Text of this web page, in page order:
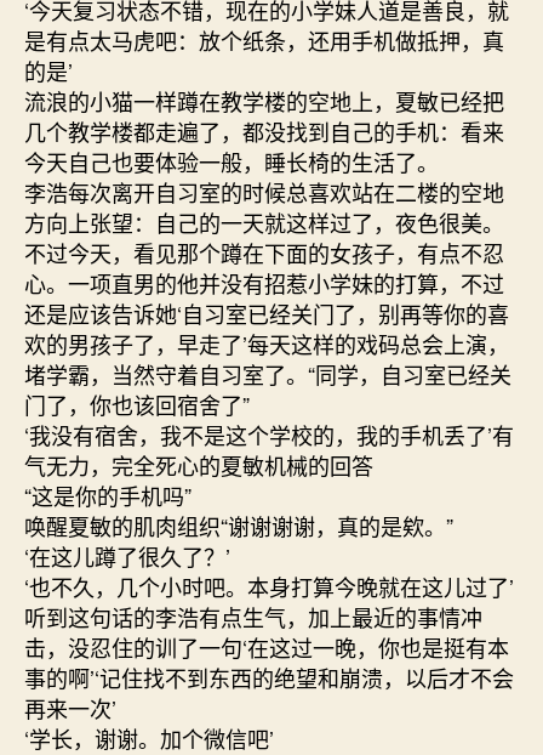
‘今天复习状态不错，现在的小学妹人道是善良，就
是有点太马虎吧：放个纸条，还用手机做抵押，真
的是’
流浪的小猫一样蹲在教学楼的空地上，夏敏已经把
几个教学楼都走遍了，都没找到自己的手机：看来
今天自己也要体验一般，睡长椅的生活了。
李浩每次离开自习室的时候总喜欢站在二楼的空地
方向上张望：自己的一天就这样过了，夜色很美。
不过今天，看见那个蹲在下面的女孩子，有点不忍
心。一项直男的他并没有招惹小学妹的打算，不过
还是应该告诉她‘自习室已经关门了，别再等你的喜
欢的男孩子了，早走了’每天这样的戏码总会上演，
堵学霸，当然守着自习室了。“同学，自习室已经关
门了，你也该回宿舍了”
‘我没有宿舍，我不是这个学校的，我的手机丢了’有
气无力，完全死心的夏敏机械的回答
“这是你的手机吗”
唤醒夏敏的肌肉组织“谢谢谢谢，真的是欸。”
‘在这儿蹲了很久了？’
‘也不久，几个小时吧。本身打算今晚就在这儿过了’
听到这句话的李浩有点生气，加上最近的事情冲
击，没忍住的训了一句‘在这过一晚，你也是挺有本
事的啊’‘记住找不到东西的绝望和崩溃，以后才不会
再来一次’
‘学长，谢谢。加个微信吧’